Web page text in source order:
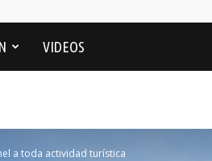
VIDEOS
a toda actividad turística